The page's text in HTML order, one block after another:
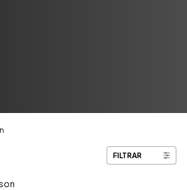
FILTRAR